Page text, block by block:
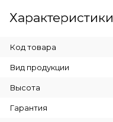
Характеристики
Код товара
Вид продукции
Высота
Гарантия